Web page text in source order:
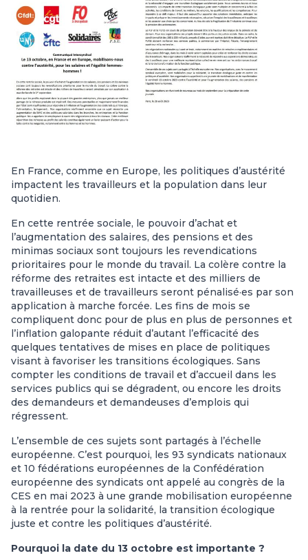
En France, comme en Europe, les politiques d’austérité
impactent les travailleurs et la population dans leur
quotidien.
En cette rentrée sociale, le pouvoir d’achat et
l’augmentation des salaires, des pensions et des
minimas sociaux sont toujours les revendications
prioritaires pour le monde du travail. La colère contre la
réforme des retraites est intacte et des milliers de
travailleuses et de travailleurs seront pénalisé·es par son
application à marche forcée. Les fins de mois se
compliquent donc pour de plus en plus de personnes et
l’inflation galopante réduit d’autant l’efficacité des
quelques tentatives de mises en place de politiques
visant à favoriser les transitions écologiques. Sans
compter les conditions de travail et d’accueil dans les
services publics qui se dégradent, ou encore les droits
des demandeurs et demandeuses d’emplois qui
régressent.
L’ensemble de ces sujets sont partagés à l’échelle
européenne. C’est pourquoi, les 93 syndicats nationaux
et 10 fédérations européennes de la Confédération
européenne des syndicats ont appelé au congrès de la
CES en mai 2023 à une grande mobilisation européenne
à la rentrée pour la solidarité, la transition écologique
juste et contre les politiques d’austérité.
Pourquoi la date du 13 octobre est importante ?